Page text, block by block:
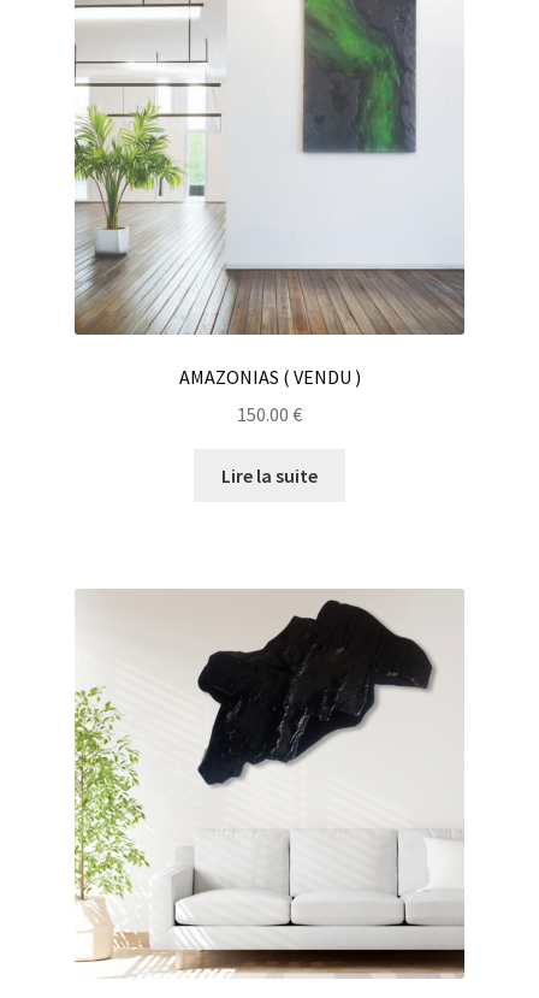
AMAZONIAS ( VENDU )
150.00 €
Lire la suite